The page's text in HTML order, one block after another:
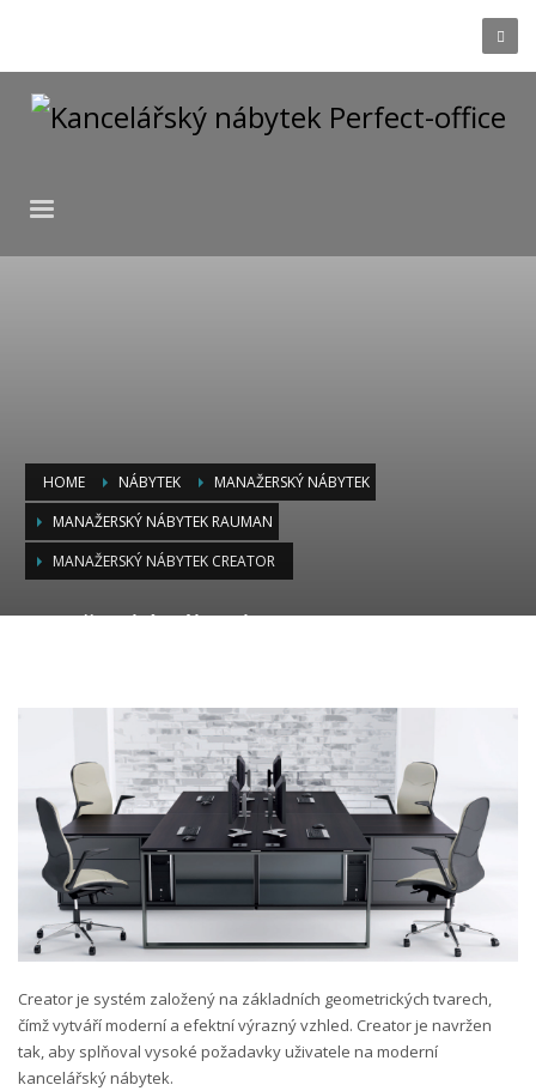
HOME NÁBYTEK
MANAŽERSKÝ NÁBYTEK
MANAŽERSKÝ NÁBYTEK RAUMAN
MANAŽERSKÝ NÁBYTEK CREATOR
Manažerský nábytek CREATOR
Creator je systém založený na základních geometrických tvarech,
čímž vytváří moderní a efektní výrazný vzhled. Creator je navržen
tak, aby splňoval vysoké požadavky uživatele na moderní
kancelářský nábytek.